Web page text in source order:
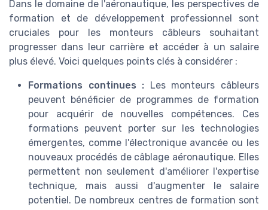
Dans le domaine de l'aéronautique, les perspectives de
formation et de développement professionnel sont
cruciales pour les monteurs câbleurs souhaitant
progresser dans leur carrière et accéder à un salaire
plus élevé. Voici quelques points clés à considérer :
Formations continues : Les monteurs câbleurs
peuvent bénéficier de programmes de formation
pour acquérir de nouvelles compétences. Ces
formations peuvent porter sur les technologies
émergentes, comme l'électronique avancée ou les
nouveaux procédés de câblage aéronautique. Elles
permettent non seulement d'améliorer l'expertise
technique, mais aussi d'augmenter le salaire
potentiel. De nombreux centres de formation sont